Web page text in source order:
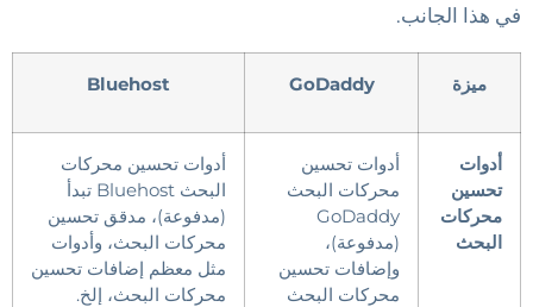
في هذا الجانب.
ميزة GoDaddy
Bluehost
أدوات
تحسين
محركات
البحث
أدوات تحسين
محركات البحث
GoDaddy
(مدفوعة)،
وإضافات تحسين
محركات البحث
أدوات تحسين محركات
البحث Bluehost تبدأ
(مدفوعة)، مدقق تحسين
محركات البحث، وأدوات
مثل معظم إضافات تحسين
محركات البحث، إلخ.